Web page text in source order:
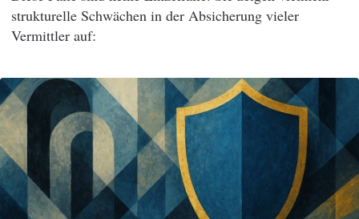
strukturelle Schwächen in der Absicherung vieler
Vermittler auf: